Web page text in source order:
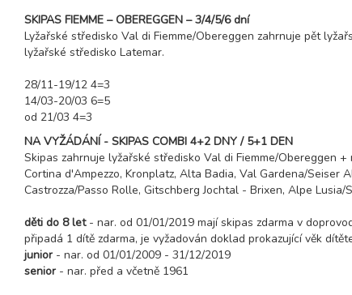
SKIPAS FIEMME – OBEREGGEN – 3/4/5/6 dní
Lyžařské středisko Val di Fiemme/Obereggen zahrnuje pět
lyžařské středisko Latemar.
28/11-19/12 4=3
14/03-20/03 6=5
od 21/03 4=3
NA VYŽÁDÁNÍ - SKIPAS COMBI 4+2 DNY / 5+1 DEN
Skipas zahrnuje lyžařské středisko Val di Fiemme/Obereggen
Cortina d'Ampezzo, Kronplatz, Alta Badia, Val Gardena/Seiser
Castrozza/Passo Rolle, Gitschberg Jochtal - Brixen, Alpe Lusia/
děti do 8 let- nar. od 01/01/2019 mají skipas zdarma v
připadá 1 dítě zdarma, je vyžadován doklad prokazující věk
junior- nar. od 01/01/2009 - 31/12/2019
senior- nar. před a včetně 1961